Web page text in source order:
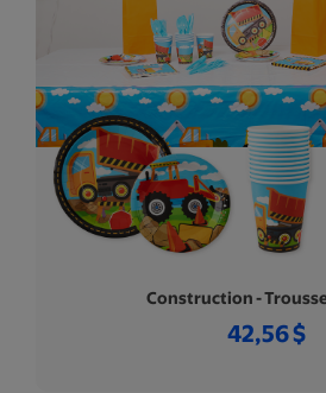
Construction -
42,56 $